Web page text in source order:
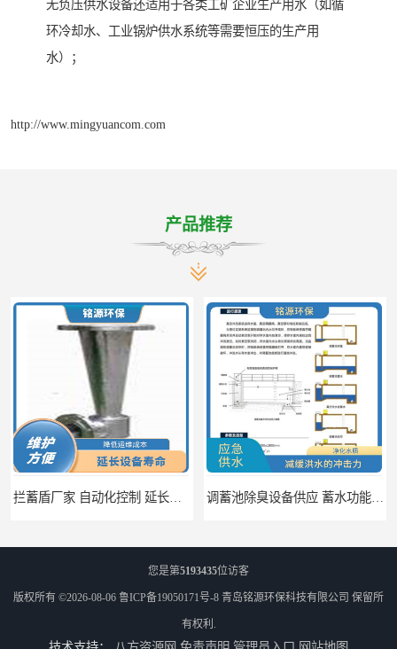
无负压供水设备还适用于各类工矿企业生产用水（如循
环冷却水、工业锅炉供水系统等需要恒压的生产用
水）；
http://www.mingyuancom.com
产品推荐
您是第5193435位访客
版权所有 ©2026-08-06 鲁ICP备19050171号-8 青岛铭源环保科技有限公司 保留所
有权利.